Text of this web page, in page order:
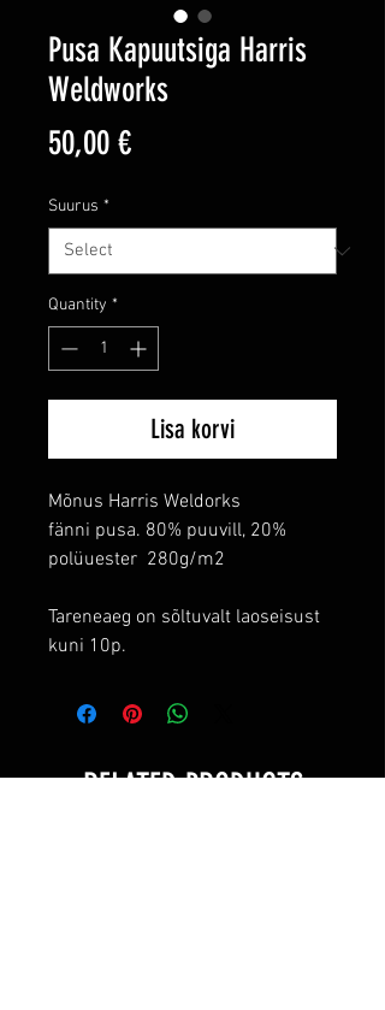
Pusa Kapuutsiga Harris
Weldworks
50,00 €Price
Suurus *
Quantity *
Lisa korvi
Mõnus Harris Weldorks
fänni pusa. 80% puuvill, 20%
polüuester 280g/m2
Tareneaeg on sõltuvalt laoseisust
kuni 10p.
RELATED PRODUCTS